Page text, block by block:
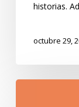
historias.
octubre 29,